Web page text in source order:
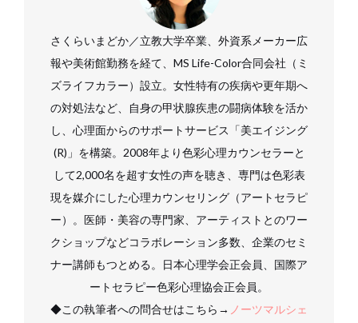
さくらいまどか／立教大学卒業、外資系メーカー広
報や美術館勤務を経て、MS Life-Color合同会社（ミ
ズライフカラー）設立。女性特有の疾病や更年期へ
の対処法など、自身の甲状腺疾患の闘病体験を活か
し、心理面からのサポートサービス「美エイジング
(R)」を構築。2008年より色彩心理カウンセラーと
して2,000名を超す女性の声を聴き、専門は色彩表
現を媒介にした心理カウンセリング（アートセラピ
ー）。医師・美容の専門家、アーティストとのワー
クショップなどコラボレーション多数、企業のセミ
ナー講師もつとめる。日本心理学会正会員、国際ア
ートセラピー色彩心理協会正会員。
◆この執筆者への問合せはこちら→ ノーツマルシェ